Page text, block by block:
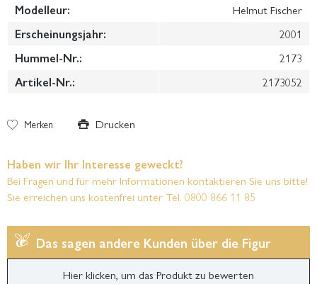
Modelleur:
Helmut Fischer
Erscheinungsjahr:
2001
Hummel-Nr.:
2173
Artikel-Nr.:
2173052
Merken Drucken
Haben wir Ihr Interesse geweckt?
Bei Fragen und für mehr Informationen kontaktieren Sie uns bitte!
Sie erreichen uns kostenfrei unter Tel. 0800 866 11 85
Das sagen andere Kunden über die Figur
Hier klicken, um das Produkt zu bewerten